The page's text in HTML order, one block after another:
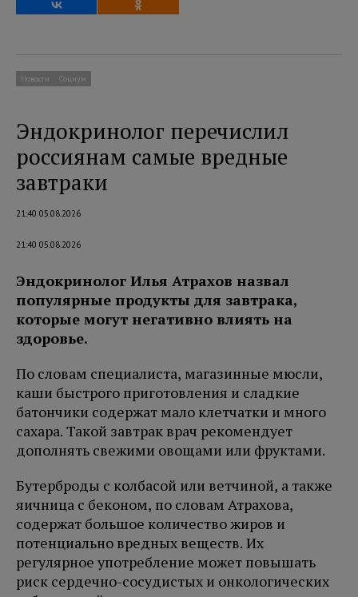
Новости Социум
Эндокринолог перечислил
россиянам самые вредные
завтраки
21:40 05.08.2026
21:40 05.08.2026
Эндокринолог Илья Атрахов назвал
популярные продукты для завтрака,
которые могут негативно влиять на
здоровье.
По словам специалиста, магазинные мюсли,
каши быстрого приготовления и сладкие
батончики содержат мало клетчатки и много
сахара. Такой завтрак врач рекомендует
дополнять свежими овощами или фруктами.
Бутерброды с колбасой или ветчиной, а также
яичница с беконом, по словам Атрахова,
содержат большое количество жиров и
потенциально вредных веществ. Их
регулярное употребление может повышать
риск сердечно-сосудистых и онкологических